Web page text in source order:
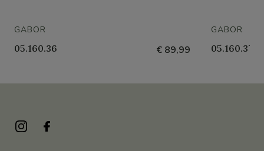
GABOR
05.160.36 € 89,99
GABOR
05.160.37